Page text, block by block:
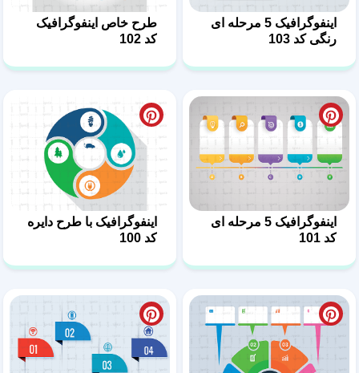
اینفوگرافیک 5 مرحله ای
رنگی کد 103
طرح خاص اینفوگرافیک
کد 102
اینفوگرافیک 5 مرحله ای
کد 101
اینفوگرافیک با طرح دایره
کد 100